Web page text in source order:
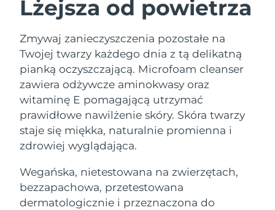
Lżejsza od powietrza
Zmywaj zanieczyszczenia pozostałe na
Twojej twarzy każdego dnia z tą delikatną
pianką oczyszczającą. Microfoam cleanser
zawiera odżywcze aminokwasy oraz
witaminę E pomagającą utrzymać
prawidłowe nawilżenie skóry. Skóra twarzy
staje się miękka, naturalnie promienna i
zdrowiej wyglądająca.
Wegańska, nietestowana na zwierzętach,
bezzapachowa, przetestowana
dermatologicznie i przeznaczona do